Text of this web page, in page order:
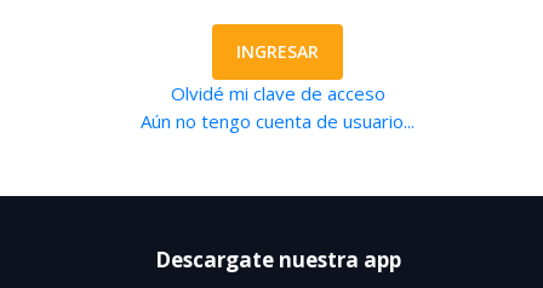
INGRESAR
Olvidé mi clave de acceso
Aún no tengo cuenta de usuario...
Descargate nuestra app